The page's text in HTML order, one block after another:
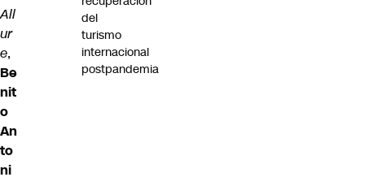
All
ur
e,
Be
nit
o
An
to
ni
del
turismo
internacional
postpandemia